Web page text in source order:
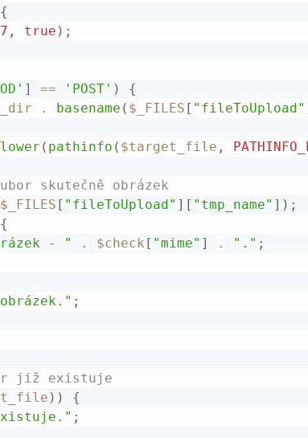
{
, true ) ;
] == 'POST' )
{
. basename ( $_FILES [ "fileToUpload"
( pathinfo ( $target_file ,
skutečně obrázek
$_FILES [ "fileToUpload" ] [ "tmp_name" ] ) ;
{
- " . $check [ "mime" ] . "." ;
;
již existuje
) )
{
;